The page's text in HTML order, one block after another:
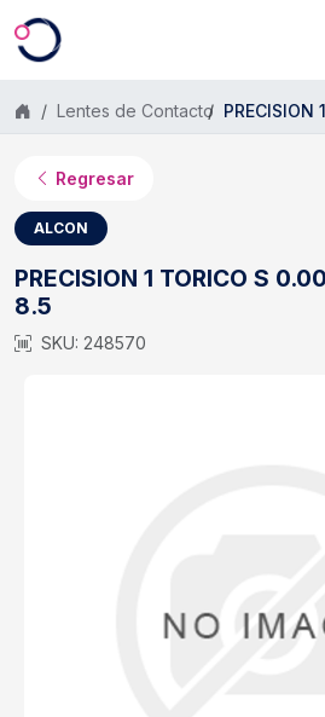
Saltar al contenido principal
Lentes de Contacto PRECISION 1
Regresar
ALCON
PRECISION 1 TORICO S
8.5
SKU: 248570